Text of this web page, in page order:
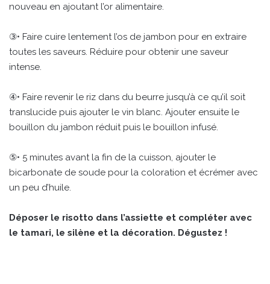
nouveau en ajoutant l’or alimentaire.
③• Faire cuire lentement l’os de jambon pour en extraire
toutes les saveurs. Réduire pour obtenir une saveur
intense.
④• Faire revenir le riz dans du beurre jusqu’à ce qu’il soit
translucide puis ajouter le vin blanc. Ajouter ensuite le
bouillon du jambon réduit puis le bouillon infusé.
⑤• 5 minutes avant la fin de la cuisson, ajouter le
bicarbonate de soude pour la coloration et écrémer avec
un peu d’huile.
Déposer le risotto dans l’assiette et compléter avec
le tamari, le silène et la décoration. Dégustez !